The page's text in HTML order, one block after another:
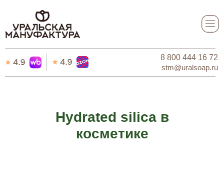
8 800 444 16 72
stm@uralsoap.ru
8 800 444 16 72
stm@uralsoap.ru
Hydrated silica в
косметике